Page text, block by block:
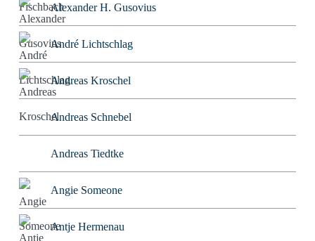
Alexander H. Gusovius
André Lichtschlag
Andreas Kroschel
Andreas Schnebel
Andreas Tiedtke
Angie Someone
Antje Hermenau